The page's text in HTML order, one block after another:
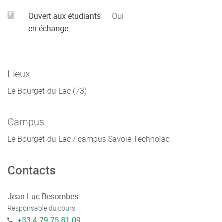
fondamentales et règles de dimensionnement.
Description des filières de traitement en présentant les
primaires (combustion à lits fluidisé, Reburning,
secondaires des gaz acides (voie sèche, semi-humide et
Présentation de la législation et des aspects normatifs.
Ouvert aux étudiants
en échange
Oui
Lieux
Le Bourget-du-Lac (73)
Campus
Le Bourget-du-Lac / campus Savoie Technolac
Contacts
Jean-Luc Besombes
Responsable du cours
+33 4 79 75 81 09